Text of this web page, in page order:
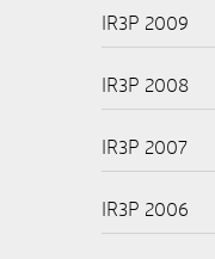
IR3P 2009
IR3P 2008
IR3P 2007
IR3P 2006